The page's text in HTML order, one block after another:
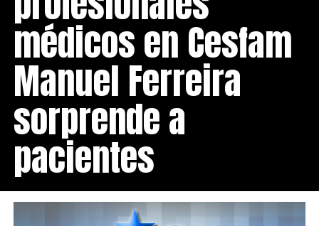
médicos en Cesfam
Manuel Ferreira
sorprende a
pacientes